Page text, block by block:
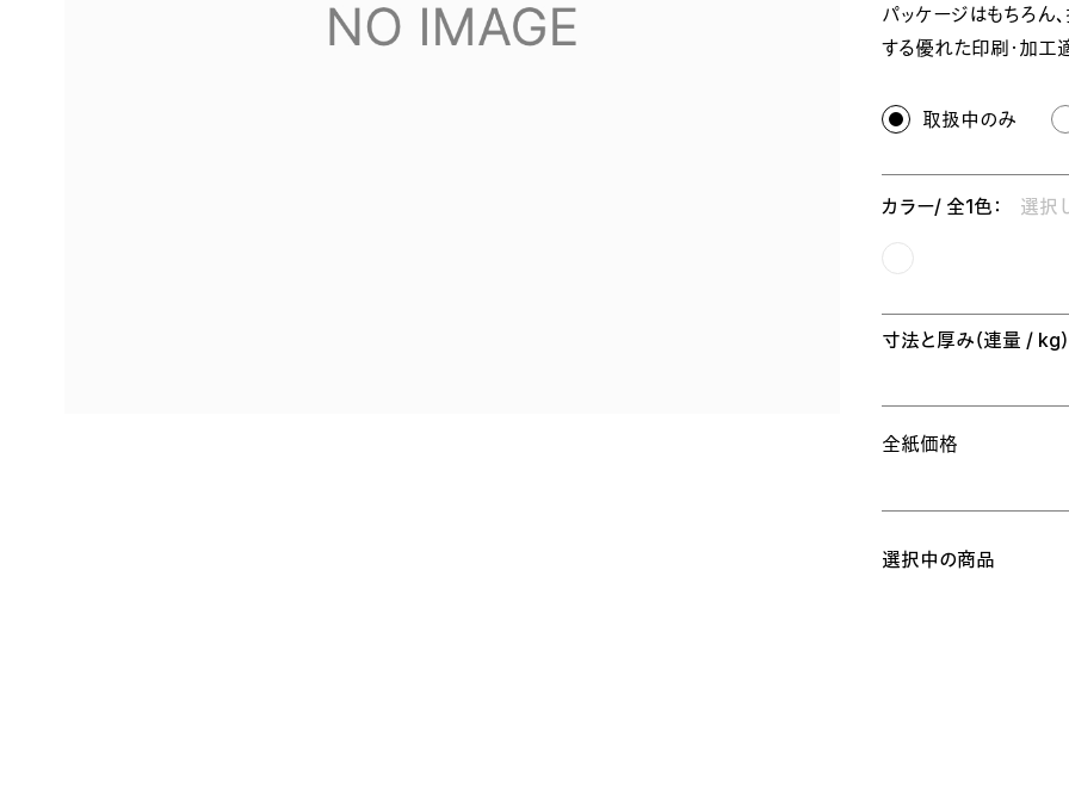
パッケージはもちろん
する優れた印刷・加工
取扱中のみ
カラー/ 全1色： 選択
寸法と厚み（連量 / kg）
全紙価格
選択中の商品